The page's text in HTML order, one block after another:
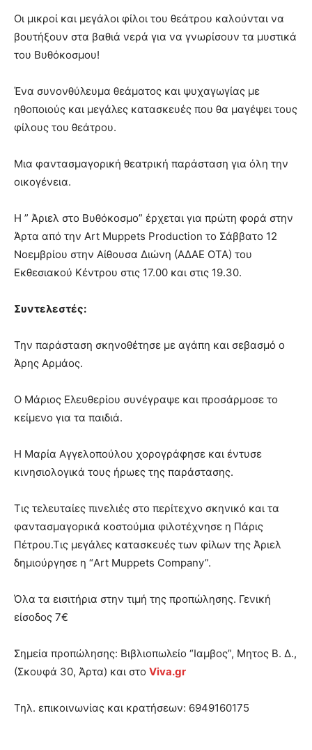
Οι μικροί και μεγάλοι φίλοι του θεάτρου καλούνται να
βουτήξουν στα βαθιά νερά για να γνωρίσουν τα μυστικά
του Βυθόκοσμου!
Ένα συνονθύλευμα θεάματος και ψυχαγωγίας με
ηθοποιούς και μεγάλες κατασκευές που θα μαγέψει τους
φίλους του θεάτρου.
Μια φαντασμαγορική θεατρική παράσταση για όλη την
οικογένεια.
Η ” Άριελ στο Βυθόκοσμο” έρχεται για πρώτη φορά στην
Άρτα από την Art Muppets Production το Σάββατο 12
Νοεμβρίου στην Αίθουσα Διώνη (ΑΔΑΕ ΟΤΑ) του
Εκθεσιακού Κέντρου στις 17.00 και στις 19.30.
Συντελεστές:
Την παράσταση σκηνοθέτησε με αγάπη και σεβασμό ο
Άρης Αρμάος.
Ο Μάριος Ελευθερίου συνέγραψε και προσάρμοσε το
κείμενο για τα παιδιά.
Η Μαρία Αγγελοπούλου χορογράφησε και έντυσε
κινησιολογικά τους ήρωες της παράστασης.
Τις τελευταίες πινελιές στο περίτεχνο σκηνικό και τα
φαντασμαγορικά κοστούμια φιλοτέχνησε η Πάρις
Πέτρου.Τις μεγάλες κατασκευές των φίλων της Άριελ
δημιούργησε η “Art Muppets Company”.
Όλα τα εισιτήρια στην τιμή της προπώλησης. Γενική
είσοδος 7€
Σημεία προπώλησης: Βιβλιοπωλείο “Ιαμβος”, Μητος Β. Δ.,
(Σκουφά 30, Άρτα) και στο Viva.gr
Τηλ. επικοινωνίας και κρατήσεων: 6949160175